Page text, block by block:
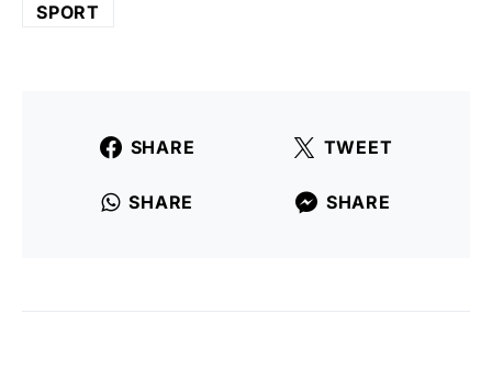
SPORT
SHARE TWEET
SHARE SHARE